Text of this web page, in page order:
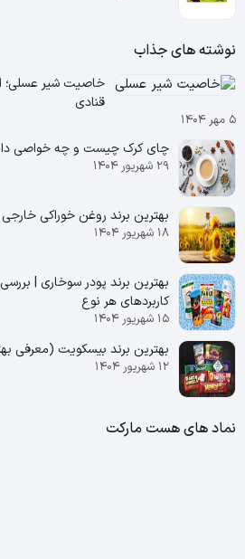
نوشته های جذاب
خاصیت شیر عسلی؛
قنادی
۵ مهر ۱۴۰۴
چای کرک چیست و چه خواصی
۲۹ شهریور ۱۴۰۴
بهترین برند روغن خوراکی
۱۸ شهریور ۱۴۰۴
بهترین برند پودر سوخاری |
کاربردهای هر نوع
۱۵ شهریور ۱۴۰۴
بهترین برند بیسکویت (معرفی
۱۲ شهریور ۱۴۰۴
نماد های هست مارکت